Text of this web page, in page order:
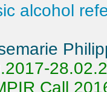
alcohol
Call